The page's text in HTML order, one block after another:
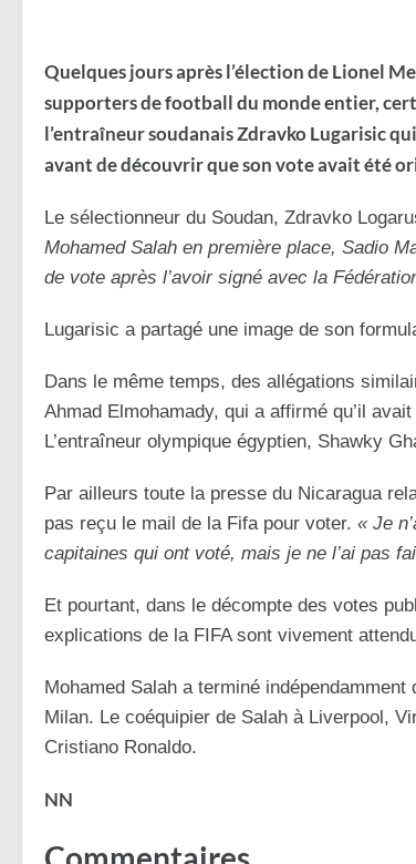
Quelques jours après l’élection de Lionel
supporters de football du monde entier,
l’entraîneur soudanais Zdravko Lugarisic
avant de découvrir que son vote avait été
Le sélectionneur du Soudan, Zdravko
Mohamed Salah en première place, Sadio
de vote après l’avoir signé avec la
Lugarisic a partagé une image de son
Dans le même temps, des allégations
Ahmad Elmohamady, qui a affirmé qu’il
L’entraîneur olympique égyptien, Shawky
Par ailleurs toute la presse du Nicaragua
pas reçu le mail de la Fifa pour voter. « Je
capitaines qui ont voté, mais je ne l’ai pas
Et pourtant, dans le décompte des votes
explications de la FIFA sont vivement
Mohamed Salah a terminé
Milan. Le coéquipier de Salah à Liverpool,
Cristiano Ronaldo.
NN